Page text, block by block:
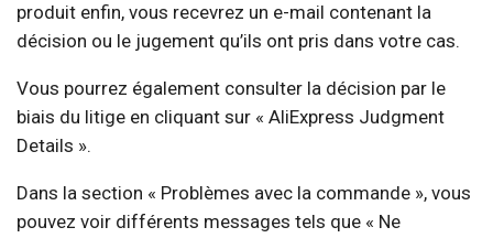
produit enfin, vous recevrez un e-mail contenant la
décision ou le jugement qu’ils ont pris dans votre cas.
Vous pourrez également consulter la décision par le
biais du litige en cliquant sur « AliExpress Judgment
Details ».
Dans la section « Problèmes avec la commande », vous
pouvez voir différents messages tels que « Ne